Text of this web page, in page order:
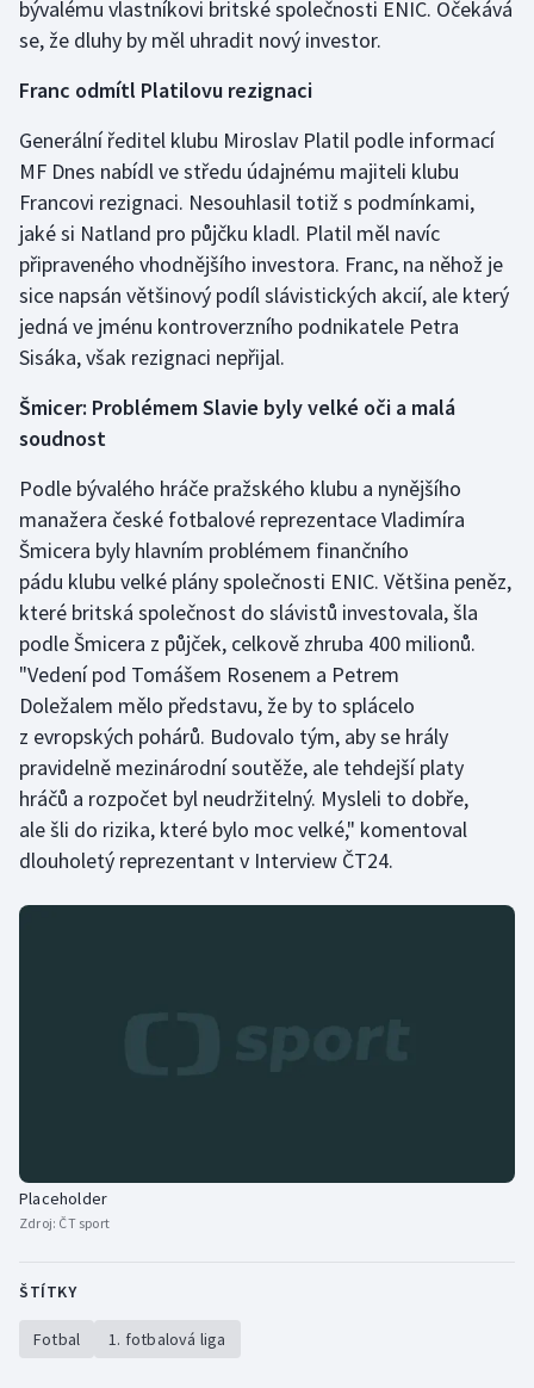
bývalému vlastníkovi britské společnosti ENIC. Očekává
se, že dluhy by měl uhradit nový investor.
Franc odmítl Platilovu rezignaci
Generální ředitel klubu Miroslav Platil podle informací
MF Dnes nabídl ve středu údajnému majiteli klubu
Francovi rezignaci. Nesouhlasil totiž s podmínkami,
jaké si Natland pro půjčku kladl. Platil měl navíc
připraveného vhodnějšího investora. Franc, na něhož je
sice napsán většinový podíl slávistických akcií, ale který
jedná ve jménu kontroverzního podnikatele Petra
Sisáka, však rezignaci nepřijal.
Šmicer: Problémem Slavie byly velké oči a malá
soudnost
Podle bývalého hráče pražského klubu a nynějšího
manažera české fotbalové reprezentace Vladimíra
Šmicera byly hlavním problémem finančního
pádu klubu velké plány společnosti ENIC. Většina peněz,
které britská společnost do slávistů investovala, šla
podle Šmicera z půjček, celkově zhruba 400 milionů.
"Vedení pod Tomášem Rosenem a Petrem
Doležalem mělo představu, že by to splácelo
z evropských pohárů. Budovalo tým, aby se hrály
pravidelně mezinárodní soutěže, ale tehdejší platy
hráčů a rozpočet byl neudržitelný. Mysleli to dobře,
ale šli do rizika, které bylo moc velké," komentoval
dlouholetý reprezentant v Interview ČT24.
Placeholder
Zdroj: ČT sport
ŠTÍTKY
Fotbal 1. fotbalová liga